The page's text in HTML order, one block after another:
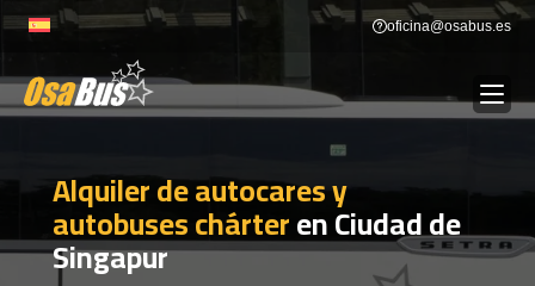
to
oficina@osabus.es
ALQUILER DE AUTOCARES
DESTINOS Show dropdown
Alquiler de autocares y
autobuses chárteren Ciudad de
Singapur